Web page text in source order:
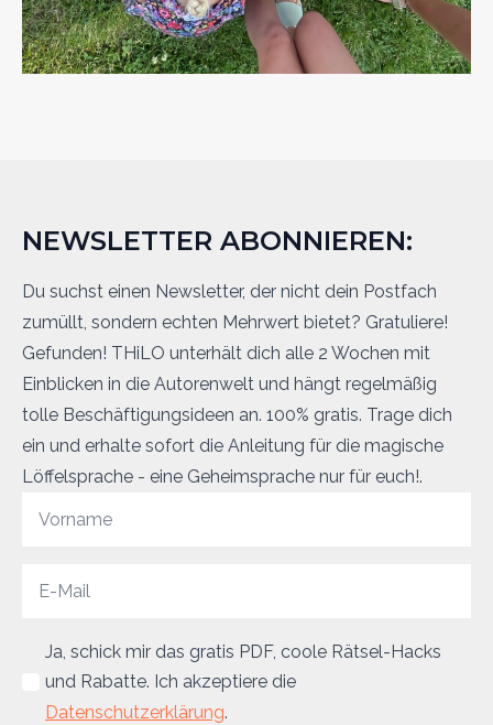
NEWSLETTER ABONNIEREN:
Du suchst einen Newsletter, der nicht dein Postfach
zumüllt, sondern echten Mehrwert bietet? Gratuliere!
Gefunden! THiLO unterhält dich alle 2 Wochen mit
Einblicken in die Autorenwelt und hängt regelmäßig
tolle Beschäftigungsideen an. 100% gratis. Trage dich
ein und erhalte sofort die Anleitung für die magische
Löffelsprache - eine Geheimsprache nur für euch!.
Ja, schick mir das gratis PDF, coole Rätsel-Hacks
und Rabatte. Ich akzeptiere die
Datenschutzerklärung.